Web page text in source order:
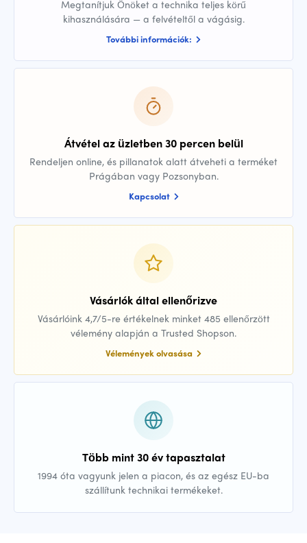
Megtanítjuk Önöket a technika teljes körű
kihasználására — a felvételtől a vágásig.
További információk:
Átvétel az üzletben 30 percen belül
Rendeljen online, és pillanatok alatt átveheti a terméket
Prágában vagy Pozsonyban.
Kapcsolat
Vásárlók által ellenőrizve
Vásárlóink 4,7/5-re értékelnek minket 485 ellenőrzött
vélemény alapján a Trusted Shopson.
Vélemények olvasása
Több mint 30 év tapasztalat
1994 óta vagyunk jelen a piacon, és az egész EU-ba
szállítunk technikai termékeket.